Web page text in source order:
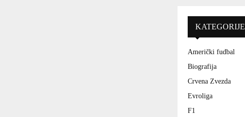
KATEGORIJE
Američki fudbal
Biografija
Crvena Zvezda
Evroliga
F1